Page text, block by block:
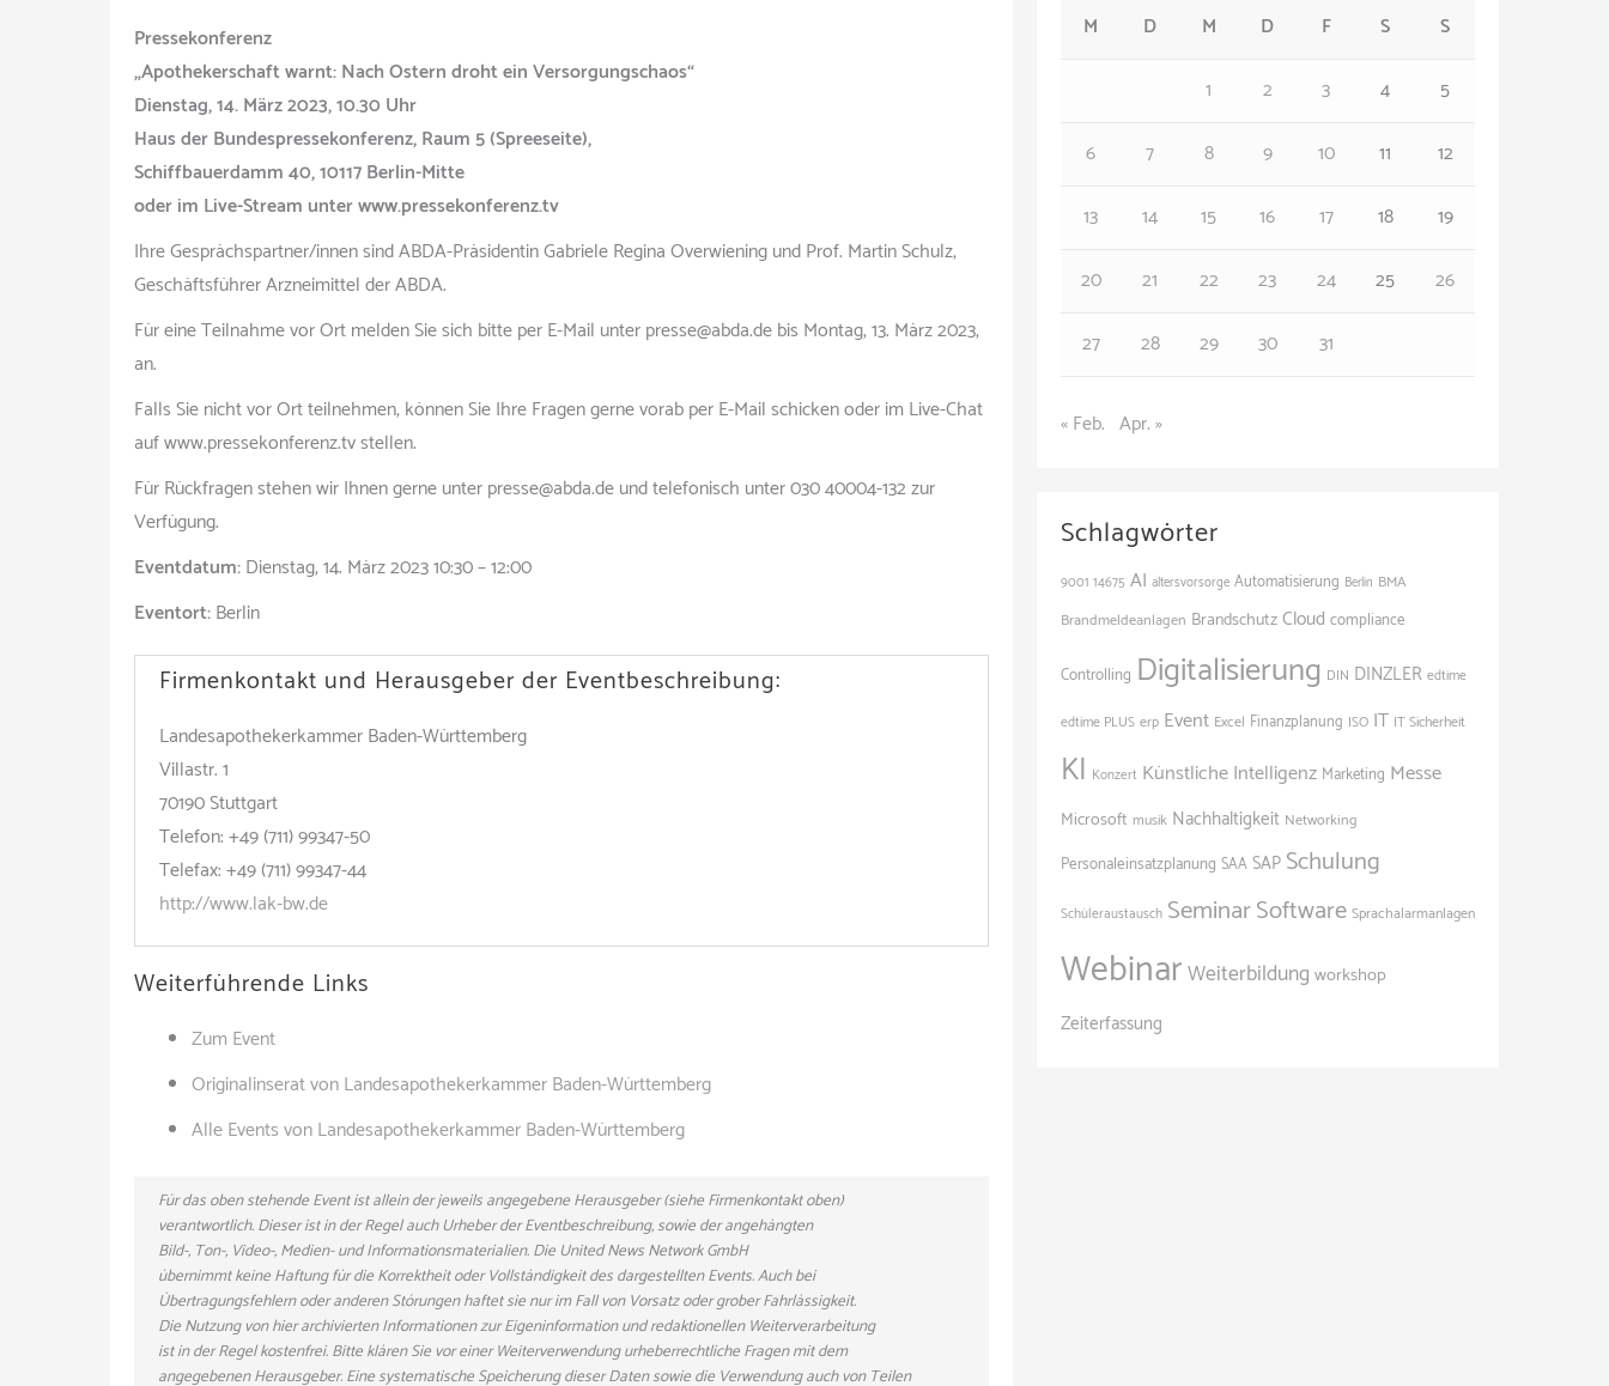
Pressekonferenz
„Apothekerschaft warnt: Nach Ostern droht ein Versorgungschaos“
Dienstag, 14. März 2023, 10.30 Uhr
Haus der Bundespressekonferenz, Raum 5 (Spreeseite),
Schiffbauerdamm 40, 10117 Berlin-Mitte
oder im Live-Stream unter www.pressekonferenz.tv
Ihre Gesprächspartner/innen sind ABDA-Präsidentin Gabriele Regina Overwiening und Prof. Martin Schulz,
Geschäftsführer Arzneimittel der ABDA.
Für eine Teilnahme vor Ort melden Sie sich bitte per E-Mail unter presse@abda.de bis Montag, 13. März 2023,
an.
Falls Sie nicht vor Ort teilnehmen, können Sie Ihre Fragen gerne vorab per E-Mail schicken oder im Live-Chat
auf www.pressekonferenz.tv stellen.
Für Rückfragen stehen wir Ihnen gerne unter presse@abda.de und telefonisch unter 030 40004-132 zur
Verfügung.
Eventdatum:Dienstag, 14. März 2023 10:30 – 12:00
Eventort:Berlin
Firmenkontakt und Herausgeber der Eventbeschreibung:
Landesapothekerkammer Baden-Württemberg
Villastr. 1
70190 Stuttgart
Telefon: +49 (711) 99347-50
Telefax: +49 (711) 99347-44
http://www.lak-bw.de
Weiterführende Links
Zum Event
Originalinserat von Landesapothekerkammer Baden-Württemberg
Alle Events von Landesapothekerkammer Baden-Württemberg
Für das oben stehende Event ist allein der jeweils angegebene Herausgeber (siehe Firmenkontakt oben)
verantwortlich. Dieser ist in der Regel auch Urheber der Eventbeschreibung, sowie der angehängten
Bild-, Ton-, Video-, Medien- und Informationsmaterialien. Die United News Network GmbH
übernimmt keine Haftung für die Korrektheit oder Vollständigkeit des dargestellten Events. Auch bei
Übertragungsfehlern oder anderen Störungen haftet sie nur im Fall von Vorsatz oder grober Fahrlässigkeit.
Die Nutzung von hier archivierten Informationen zur Eigeninformation und redaktionellen Weiterverarbeitung
ist in der Regel kostenfrei. Bitte klären Sie vor einer Weiterverwendung urheberrechtliche Fragen mit dem
angegebenen Herausgeber. Eine systematische Speicherung dieser Daten sowie die Verwendung auch von Teilen
M
D M D F S
S
1
2 3 4
5
6
7 8 9 10 11
12
13
14 15 16 17 18
19
20
21 22 23 24 25
26
27
28 29 30 31
« Feb. Apr. »
Schlagwörter
9001 14675 AI altersvorsorge Automatisierung Berlin BMA
Brandmeldeanlagen BrandschutzCloud compliance
Controlling Digitalisierung DIN DINZLER edtime
edtime PLUS erp Event Excel Finanzplanung ISO IT IT Sicherheit
KI Konzert Künstliche Intelligenz Marketing Messe
Microsoft musik Nachhaltigkeit Networking
Personaleinsatzplanung SAASAP Schulung
Schüleraustausch SeminarSoftware Sprachalarmanlagen
WebinarWeiterbildung workshop
Zeiterfassung